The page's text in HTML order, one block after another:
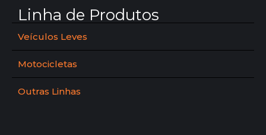
Linha de Produtos
Veículos Leves
Motocicletas
Outras Linhas